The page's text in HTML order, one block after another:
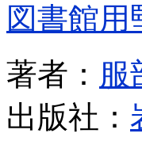
図書館用
著者： 服
出版社：